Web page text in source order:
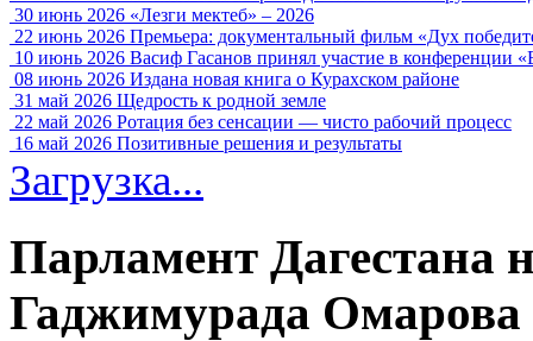
30 июнь 2026 «Лезги мектеб» – 2026
22 июнь 2026 Премьера: документальный фильм «Дух
10 июнь 2026 Васиф Гасанов принял участие в конференции
08 июнь 2026 Издана новая книга о Курахском районе
31 май 2026 Щедрость к родной земле
22 май 2026 Ротация без сенсации — чисто рабочий процесс
16 май 2026 Позитивные решения и результаты
Загрузка...
Парламент Дагестана
Гаджимурада Омарова